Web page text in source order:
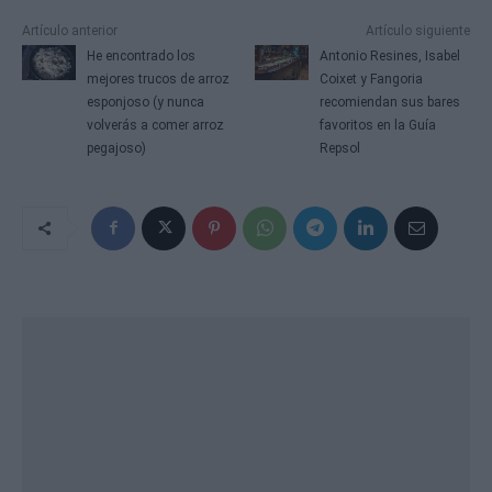
Artículo anterior
He encontrado los
mejores trucos de arroz
esponjoso (y nunca
volverás a comer arroz
pegajoso)
Artículo siguiente
Antonio Resines, Isabel
Coixet y Fangoria
recomiendan sus bares
favoritos en la Guía
Repsol